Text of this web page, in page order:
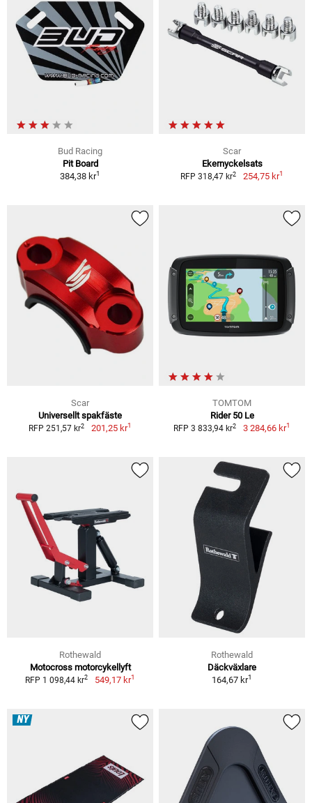
Bud Racing
Pit Board
384,38 kr1
Scar
Ekernyckelsats
RFP 318,47 kr2 254,75 kr1
Scar
Universellt spakfäste
RFP 251,57 kr2 201,25 kr1
TOMTOM
Rider 50 Le
RFP 3 833,94 kr2 3 284,66 kr1
Rothewald
Motocross motorcykellyft
RFP 1 098,44 kr2 549,17 kr1
Rothewald
Däckväxlare
164,67 kr1
NY